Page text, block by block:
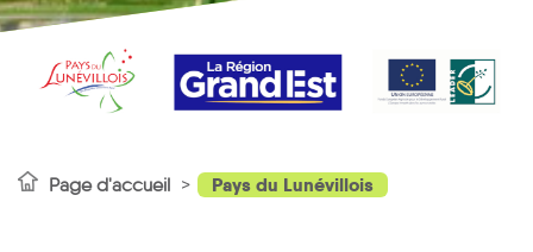
Page d'accueil Pays du Lunévillois